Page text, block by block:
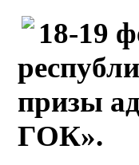
18-19
призы
ГОК».